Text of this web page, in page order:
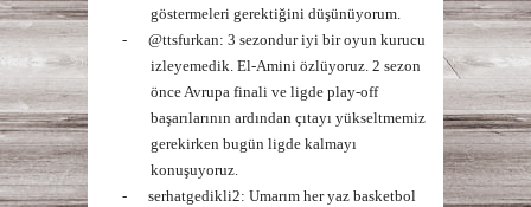
göstermeleri gerektiğini düşünüyorum.
-
@ttsfurkan: 3 sezondur iyi bir oyun kurucu
izleyemedik. El-Amini özlüyoruz. 2 sezon
önce Avrupa finali ve ligde play-off
başarılarının ardından çıtayı yükseltmemiz
gerekirken bugün ligde kalmayı
konuşuyoruz.
-
serhatgedikli2: Umarım her yaz basketbol